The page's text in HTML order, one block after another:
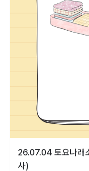
26.07.04 토요나래
사)